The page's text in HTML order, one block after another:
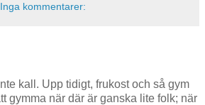
Inga kommentarer:
kall. Upp tidigt, frukost och så gym
gymma när där är ganska lite folk; när